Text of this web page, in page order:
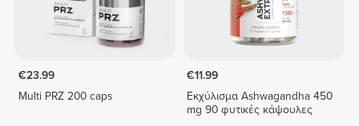
€23.99
Multi PRZ 200 caps
€11.99
Εκχύλισμα Ashwagandha 450
mg 90 φυτικές κάψουλες